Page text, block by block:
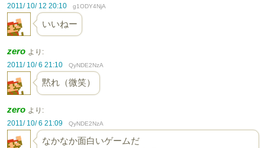
2011/ 10/ 12 20:10
g1ODY4NjA
いいねー
zero より:
2011/ 10/ 6 21:10
QyNDE2NzA
黙れ（微笑）
zero より:
2011/ 10/ 6 21:09
QyNDE2NzA
なかなか面白いゲームだ